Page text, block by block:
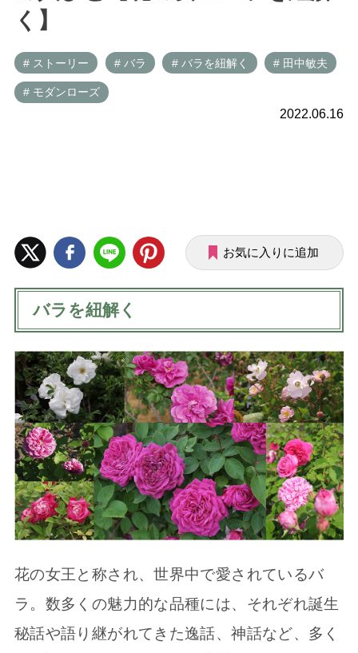
く】
# ストーリー # バラ # バラを紐解く # 田中敏夫
# モダンローズ
2022.06.16
お気に入りに追加
バラを紐解く
花の女王と称され、世界中で愛されているバ
ラ。数多くの魅力的な品種には、それぞれ誕生
秘話や語り継がれてきた逸話、神話など、多く